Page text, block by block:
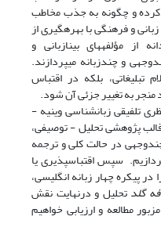
کرده و چگونه به جذب مخاطب
و فرهنگی با بهره‏گیری از
از مؤلفه‏های بینازبانی و
و چندزبانه می‏پردازند.
تبلیغاتی، بلکه در اقتباس
منجر به تغییر جزئی آن شود.
تلفیقی زبان‏شناسی وینیه -
پژوهشی تحلیل - توصیفی،
در حالت کلی و ترجمه
سپس اقتباس‏پذیری یا
در پیکره چهار زبانه انگلیسی،
گلدتحلیل و درنهایت نقش
مطالعه و ارزیابی خواهیم